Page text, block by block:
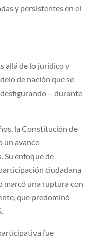
y persistentes en el
allá de lo jurídico y
de nación que se
durante
la Constitución de
un avance
Su enfoque de
ciudadana
marcó una ruptura con
que predominó
fue